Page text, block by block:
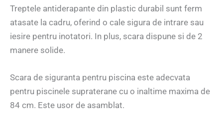
Treptele antiderapante din plastic durabil sunt ferm
atasate la cadru, oferind o cale sigura de intrare sau
iesire pentru inotatori. In plus, scara dispune si de 2
manere solide.
Scara de siguranta pentru piscina este adecvata
pentru piscinele supraterane cu o inaltime maxima de
84 cm. Este usor de asamblat.